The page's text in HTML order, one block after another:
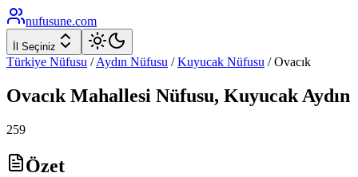
nufusune.com
İl Seçiniz
Türkiye Nüfusu / Aydın Nüfusu / Kuyucak Nüfusu /Ovacık
Ovacık Mahallesi Nüfusu, Kuyucak Aydın
259
Özet